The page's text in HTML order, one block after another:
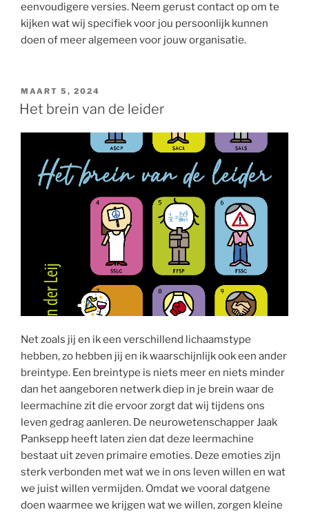
eenvoudigere versies. Neem gerust contact op om te
kijken wat wij specifiek voor jou persoonlijk kunnen
doen of meer algemeen voor jouw organisatie.
GEPLAATST
OP
MAART 5, 2024
Het brein van de leider
Net zoals jij en ik een verschillend lichaamstype
hebben, zo hebben jij en ik waarschijnlijk ook een ander
breintype. Een breintype is niets meer en niets minder
dan het aangeboren netwerk diep in je brein waar de
leermachine zit die ervoor zorgt dat wij tijdens ons
leven gedrag aanleren. De neurowetenschapper Jaak
Panksepp heeft laten zien dat deze leermachine
bestaat uit zeven primaire emoties. Deze emoties zijn
sterk verbonden met wat we in ons leven willen en wat
we juist willen vermijden. Omdat we vooral datgene
doen waarmee we krijgen wat we willen, zorgen kleine